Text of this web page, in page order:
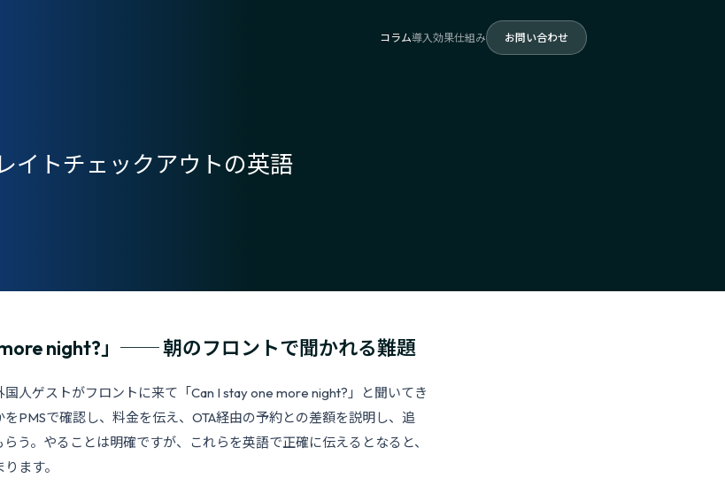
コラム導入効果仕組み お問い合わせ
イトチェックアウトの英語
more night?」── 朝のフロントで聞かれる難題
人ゲストがフロントに来て「Can I stay one more night?」と聞いてき
PMSで確認し、料金を伝え、OTA経由の予約との差額を説明し、追
う。やることは明確ですが、これらを英語で正確に伝えるとなると、
ます。